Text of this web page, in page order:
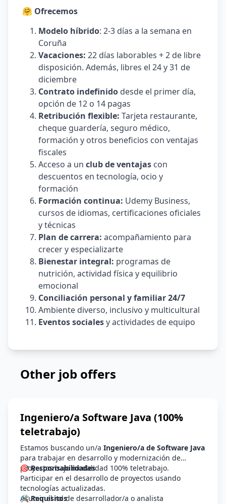
🤗 Ofrecemos
Modelo híbrido: 2-3 días a la semana en
Coruña
Vacaciones: 22 días laborables + 2 de libre
disposición. Además, libres el 24 y 31 de
diciembre
Contrato indefinido desde el primer día,
opción de 12 o 14 pagas
Retribución flexible: Tarjeta restaurante,
cheque guardería, seguro médico,
formación y otros beneficios con ventajas
fiscales
Acceso a un club de ventajas con
descuentos en tecnología, ocio y
formación
Formación continua: Udemy Business,
cursos de idiomas, certificaciones oficiales
y técnicas
Plan de carrera: acompañamiento para
crecer y especializarte
Bienestar integral: programas de
nutrición, actividad física y equilibrio
emocional
Conciliación personal y familiar 24/7
Ambiente diverso, inclusivo y multicultural
Eventos socialesy actividades de equipo
Other job offers
Ingeniero/a Software Java (100%
teletrabajo)
Estamos buscando un/a Ingeniero/a de Software Java
para trabajar en desarrollo y modernización de
proyectos bajo modalidad 100% teletrabajo.
🎯 Responsabilidades
Participar en el desarrollo de proyectos usando
tecnologías actualizadas.
Asumir el rol de desarrollador/a o analista
🛠️ Requisitos